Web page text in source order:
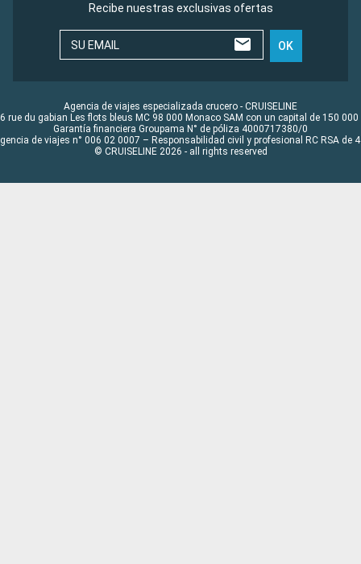
Recibe nuestras exclusivas ofertas
SU EMAIL OK
Agencia de viajes especializada crucero - CRUISELINE
rue du gabian Les flots bleus MC 98 000 Monaco SAM con un capital de 150 000
Garantía financiera Groupama N° de póliza 4000717380/0
de viajes n° 006 02 0007 – Responsabilidad civil y profesional RC RSA de
© CRUISELINE 2026 - all rights reserved